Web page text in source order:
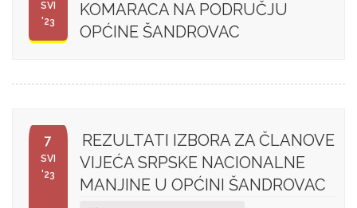
SVI
'23
KOMARACA NA PODRUČJU
OPĆINE ŠANDROVAC
7
SVI
'23
REZULTATI IZBORA ZA ČLANOVE
VIJEĆA SRPSKE NACIONALNE
MANJINE U OPĆINI ŠANDROVAC